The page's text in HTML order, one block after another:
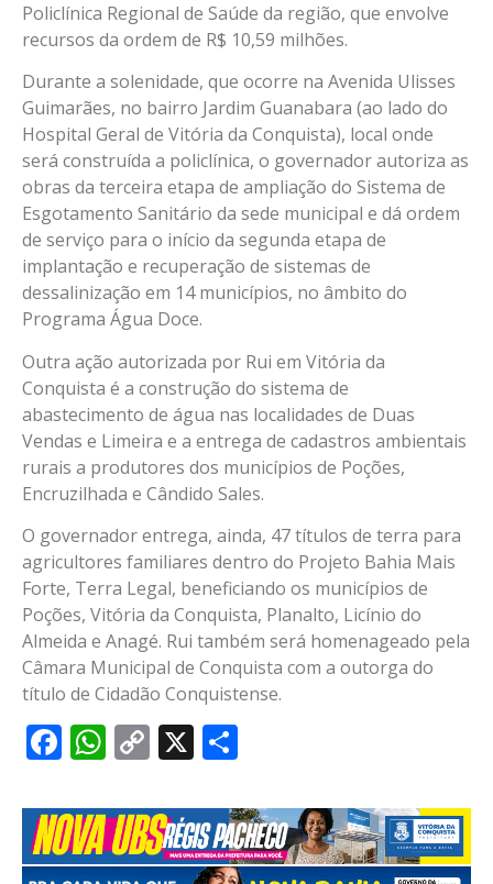
Policlínica Regional de Saúde da região, que envolve
recursos da ordem de R$ 10,59 milhões.
Durante a solenidade, que ocorre na Avenida Ulisses
Guimarães, no bairro Jardim Guanabara (ao lado do
Hospital Geral de Vitória da Conquista), local onde
será construída a policlínica, o governador autoriza as
obras da terceira etapa de ampliação do Sistema de
Esgotamento Sanitário da sede municipal e dá ordem
de serviço para o início da segunda etapa de
implantação e recuperação de sistemas de
dessalinização em 14 municípios, no âmbito do
Programa Água Doce.
Outra ação autorizada por Rui em Vitória da
Conquista é a construção do sistema de
abastecimento de água nas localidades de Duas
Vendas e Limeira e a entrega de cadastros ambientais
rurais a produtores dos municípios de Poções,
Encruzilhada e Cândido Sales.
O governador entrega, ainda, 47 títulos de terra para
agricultores familiares dentro do Projeto Bahia Mais
Forte, Terra Legal, beneficiando os municípios de
Poções, Vitória da Conquista, Planalto, Licínio do
Almeida e Anagé. Rui também será homenageado pela
Câmara Municipal de Conquista com a outorga do
título de Cidadão Conquistense.
Facebook
WhatsApp
Copy
X